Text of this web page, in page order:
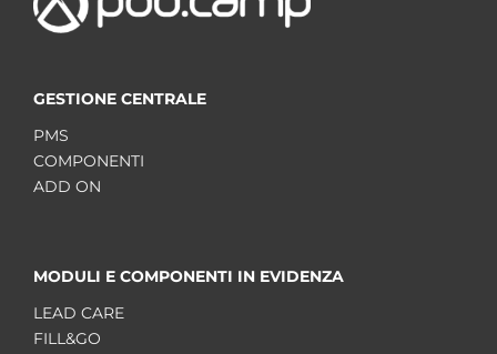
GESTIONE CENTRALE
PMS
COMPONENTI
ADD ON
MODULI E COMPONENTI IN EVIDENZA
LEAD CARE
FILL&GO